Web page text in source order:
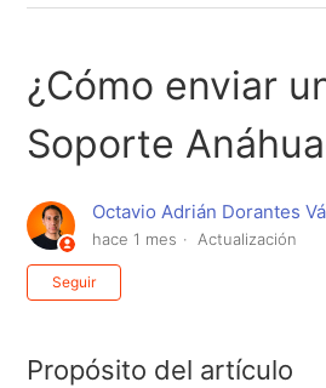
¿Cómo enviar
Soporte
Octavio Adrián Dorantes
hace 1 mes Actualización
Seguir
Propósito del artículo